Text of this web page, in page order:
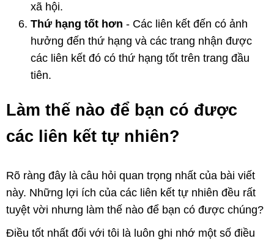
xã hội.
Thứ hạng tốt hơn - Các liên kết đến có ảnh
hưởng đến thứ hạng và các trang nhận được
các liên kết đó có thứ hạng tốt trên trang đầu
tiên.
Làm thế nào để bạn có được
các liên kết tự nhiên?
Rõ ràng đây là câu hỏi quan trọng nhất của bài viết
này. Những lợi ích của các liên kết tự nhiên đều rất
tuyệt vời nhưng làm thế nào để bạn có được chúng?
Điều tốt nhất đối với tôi là luôn ghi nhớ một số điều